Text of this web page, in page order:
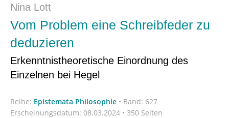
Nina Lott
Vom Problem eine Schreibfeder zu
deduzieren
Erkenntnistheoretische Einordnung des
Einzelnen bei Hegel
Reihe: Epistemata Philosophie • Band: 627
Erscheinungsdatum: 08.03.2024 • 350 Seiten